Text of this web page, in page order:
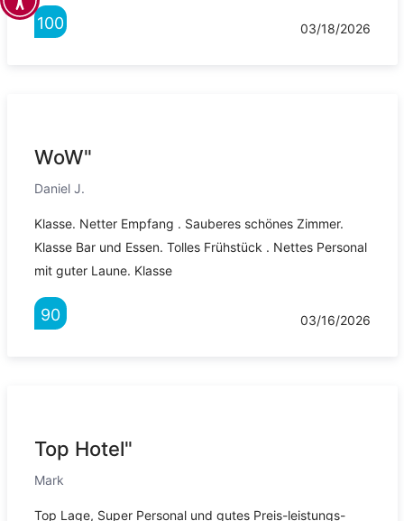
100 03/18/2026
WoW"
Daniel J.
Klasse. Netter Empfang . Sauberes schönes Zimmer.
Klasse Bar und Essen. Tolles Frühstück . Nettes Personal
mit guter Laune. Klasse
90 03/16/2026
Top Hotel"
Mark
Top Lage, Super Personal und gutes Preis-leistungs-